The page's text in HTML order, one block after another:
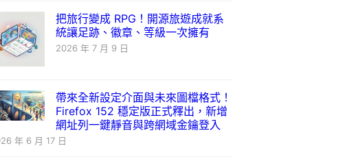
把旅行變成 RPG！開源旅遊成就系
統讓足跡、徽章、等級一次擁有
2026 年 7 月 9 日
帶來全新設定介面與未來圖檔格式！
Firefox 152 穩定版正式釋出，新增
網址列一鍵靜音與跨網域金鑰登入
年 6 月 17 日